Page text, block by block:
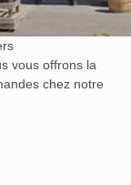
vous offrons la
chez notre